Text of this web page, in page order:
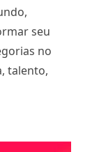
seu
no
talento,